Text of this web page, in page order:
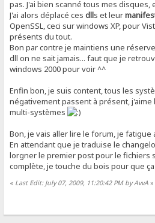
pas. J'ai bien scanné tous mes disques,
J'ai alors déplacé cesdlls et leur
OpenSSL, ceci sur windows XP, pour
présents du tout.
Bon par contre je maintiens une
dll on ne sait jamais... faut que je
windows 2000 pour voir ^^
Enfin bon, je suis content, tous les
négativement passent à présent,
multi-systèmes
Bon, je vais aller lire le forum, je
En attendant que je traduise le
lorgner le premier post pour le fichiers
complète, je touche du bois pour que
« Last Edit: July 07, 2009, 11:20:42 PM by AvvA »